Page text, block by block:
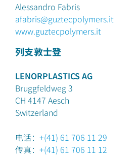
Alessandro Fabris
afabris@guztecpolymers.it
www.guztecpolymers.it
列支敦士登
LENORPLASTICS AG
Bruggfeldweg 3
CH 4147 Aesch
Switzerland
电话： +(41) 61 706 11 29
传真： +(41) 61 706 11 12